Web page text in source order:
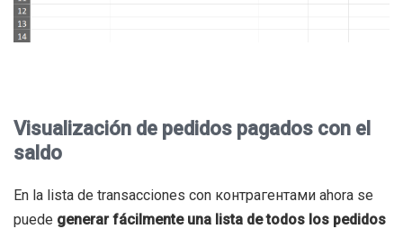
Visualización de pedidos pagados con el
saldo
En la lista de transacciones con контрагентами ahora se
puede generar fácilmente una lista de todos los pedidos